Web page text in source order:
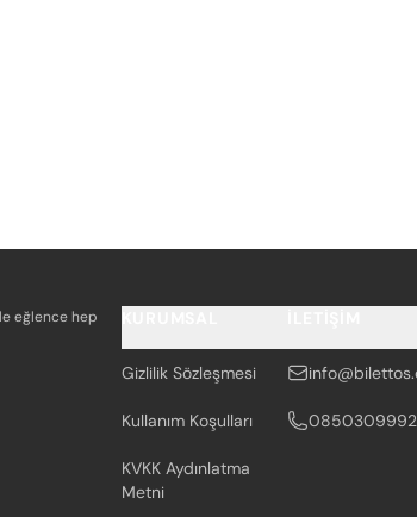
eğlence hep
Gizlilik Sözleşmesi
Kullanım Koşulları
KVKK Aydınlatma
Metni